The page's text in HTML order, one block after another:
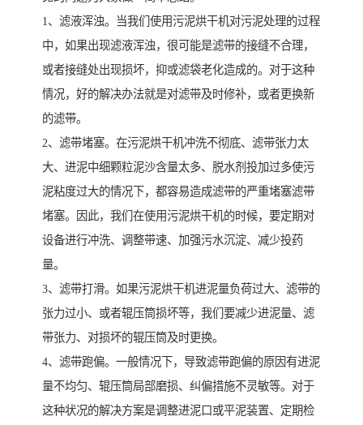
1、滤液浑浊。当我们使用污泥烘干机对污泥处理的过程
中，如果出现滤液浑浊，很可能是滤带的接缝不合理，
或者接缝处出现损坏，抑或滤袋老化造成的。对于这种
情况，好的解决办法就是对滤带及时修补，或者更换新
的滤带。
2、滤带堵塞。在污泥烘干机冲洗不彻底、滤带张力太
大、进泥中细颗粒泥沙含量太多、脱水剂投加过多使污
泥粘度过大的情况下，都容易造成滤带的严重堵塞滤带
堵塞。因此，我们在使用污泥烘干机的时候，要定期对
设备进行冲洗、调整带速、加强污水沉淀、减少投药
量。
3、滤带打滑。如果污泥烘干机进泥量负荷过大、滤带的
张力过小、或者辊压筒损坏等，我们要减少进泥量、滤
带张力、对损坏的辊压筒及时更换。
4、滤带跑偏。一般情况下，导致滤带跑偏的原因有进泥
量不均匀、辊压筒局部磨损、纠偏措施不灵敏等。对于
这种状况的解决方案是调整进泥口或平泥装置、定期检